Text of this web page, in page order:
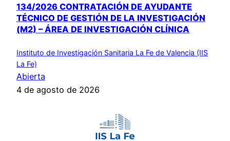
134/2026 CONTRATACIÓN DE AYUDANTE
TÉCNICO DE GESTIÓN DE LA INVESTIGACIÓN
(M2) – ÁREA DE INVESTIGACIÓN CLÍNICA
Instituto de Investigación Sanitaria La Fe de Valencia (IIS
La Fe)
Abierta
4 de agosto de 2026